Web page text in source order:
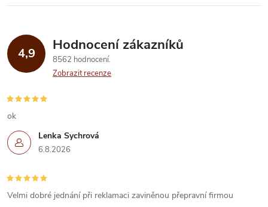
4,9 Hodnocení zákazníků
8562 hodnocení
Zobrazit recenze
Lenka Sychrová
6.8.2026
ok
Velmi dobré jednání při reklamaci zaviněnou přepravní firmou